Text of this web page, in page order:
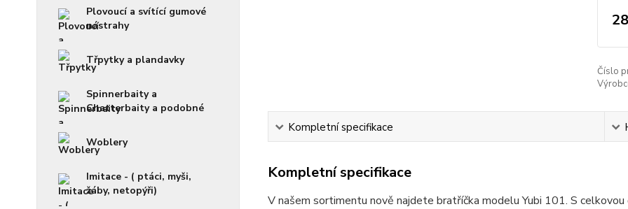
Plovoucí a svítící gumové
nástrahy
Třpytky a plandavky
Spinnerbaity a
Chatterbaity a podobné
Woblery
Imitace - ( ptáci, myši,
žáby, netopýři)
Číslo
Kompletní specifikace
Kompletní specifikace
V našem sortimentu nově najdete bratříčka modelu Yubi 101. S